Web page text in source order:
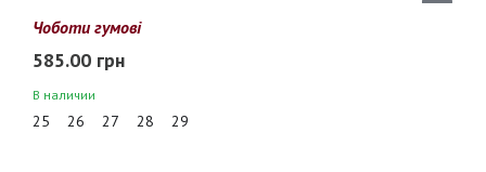
Чоботи гумові
585.00 грн
В наличии
25 26 27 28 29